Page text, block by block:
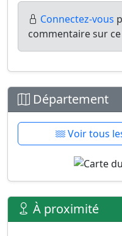
Connectez-vous
commentaire sur ce
Département
Voir tous
À proximité